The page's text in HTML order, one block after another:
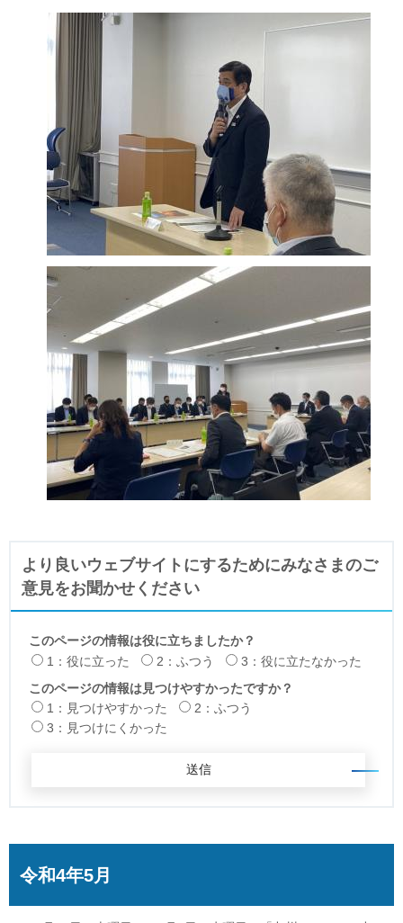
より良いウェブサイトにするためにみなさまのご
意見をお聞かせください
このページの情報は役に立ちましたか？
1：役に立った
2：ふつう
3：役に立たなかった
このページの情報は見つけやすかったですか？
1：見つけやすかった
2：ふつう
3：見つけにくかった
令和4年5月